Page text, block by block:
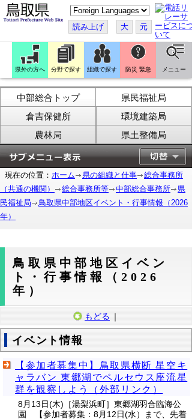
こ
の
ペ
ー
ジ
翻
訳
す
る
読み上げ 大 元
県外の方へ 分野で探す 組織で探す 防災 緊急 メニュー
中部総合トップ
県民福祉局
倉吉保健所
環境建築局
農林局
県土整備局
現在の位置： ホーム 県の組織と仕事
総合事務所
（共通の機関）
総合事務所等 中部総合事務所
県
民福祉局
鳥取県中部地区イベント・行事情報（2026
年）
鳥取県中部地区イベン
ト・行事情報（2026
年）
もどる ｜
イベント情報
【参加者募集中】鳥取県横断 星空キ
ャラバン 東郷湖でペルセウス座流星
群を観察しよう（外部リンク）
8月13日(木)［湯梨浜町］東郷湖羽合臨海公
園 【参加者募集：8月12日(水）まで、先着